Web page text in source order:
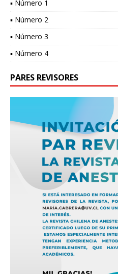
▪ Número 1
▪ Número 2
▪ Número 3
▪ Número 4
PARES REVISORES